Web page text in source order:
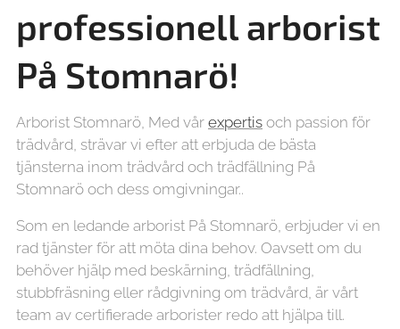
professionell arborist
På Stomnarö!
Arborist Stomnarö, Med vår expertis och passion för
trädvård, strävar vi efter att erbjuda de bästa
tjänsterna inom trädvård och trädfällning På
Stomnarö och dess omgivningar..
Som en ledande arborist På Stomnarö, erbjuder vi en
rad tjänster för att möta dina behov. Oavsett om du
behöver hjälp med beskärning, trädfällning,
stubbfräsning eller rådgivning om trädvård, är vårt
team av certifierade arborister redo att hjälpa till.